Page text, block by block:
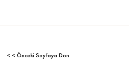
< < Önceki Sayfaya Dön